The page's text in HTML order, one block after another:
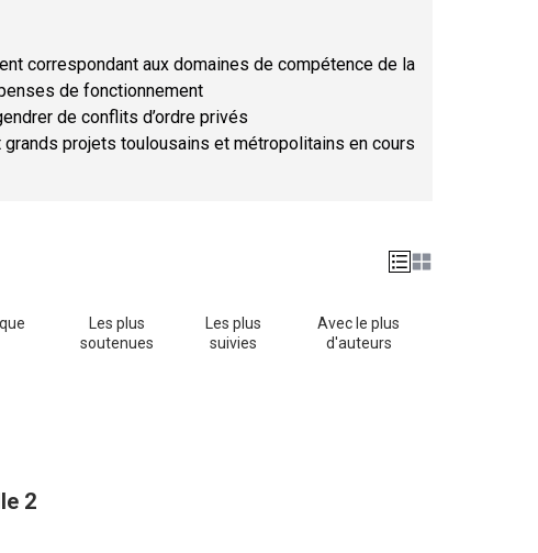
correspondant aux domaines de compétence de la
de fonctionnement
de conflits d’ordre privés
projets toulousains et métropolitains en cours
Les plus
soutenues
Les plus
suivies
Avec le plus
d'auteurs
2